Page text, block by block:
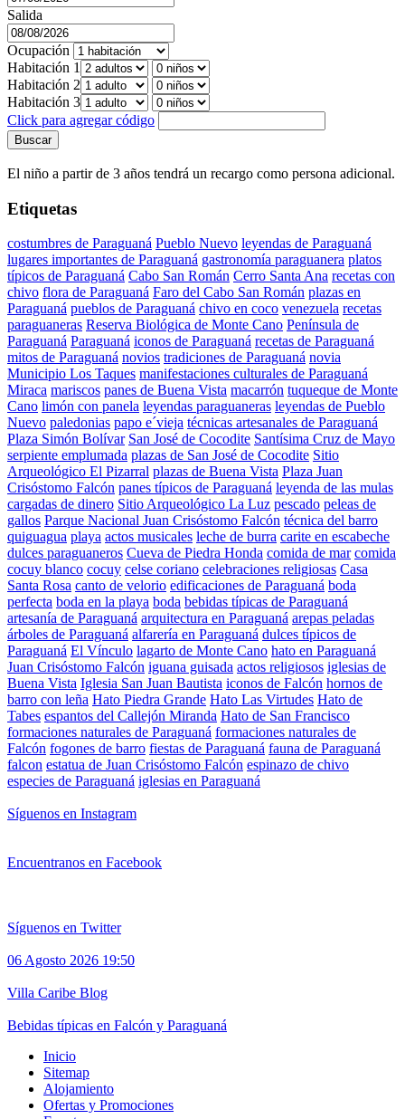
Salida
Ocupación
Habitación 1
Habitación 2
Habitación 3
Click para agregar código
Buscar
El niño a partir de 3 años tendrá un recargo como persona adicional.
Etiquetas
costumbres de Paraguaná Pueblo Nuevo leyendas de Paraguaná
lugares importantes de Paraguaná gastronomía paraguanera platos
típicos de Paraguaná Cabo San Román Cerro Santa Ana recetas con
chivo flora de Paraguaná Faro del Cabo San Román plazas en
Paraguaná pueblos de Paraguaná chivo en coco venezuela recetas
paraguaneras Reserva Biológica de Monte Cano Península de
Paraguaná Paraguaná iconos de Paraguaná recetas de Paraguaná
mitos de Paraguaná novios tradiciones de Paraguaná novia
Municipio Los Taques manifestaciones culturales de Paraguaná
Miraca mariscos panes de Buena Vista macarrón tuqueque de Monte
Cano limón con panela leyendas paraguaneras leyendas de Pueblo
Nuevo paledonias papo e´vieja técnicas artesanales de Paraguaná
Plaza Simón Bolívar San José de Cocodite Santísima Cruz de Mayo
serpiente emplumada plazas de San José de Cocodite Sitio
Arqueológico El Pizarral plazas de Buena Vista Plaza Juan
Crisóstomo Falcón panes típicos de Paraguaná leyenda de las mulas
cargadas de dinero Sitio Arqueológico La Luz pescado peleas de
gallos Parque Nacional Juan Crisóstomo Falcón técnica del barro
quiguagua playa actos musicales leche de burra carite en escabeche
dulces paraguaneros Cueva de Piedra Honda comida de mar comida
cocuy blanco cocuy celse coriano celebraciones religiosas Casa
Santa Rosa canto de velorio edificaciones de Paraguaná boda
perfecta boda en la playa boda bebidas típicas de Paraguaná
artesanía de Paraguaná arquitectura en Paraguaná arepas peladas
árboles de Paraguaná alfarería en Paraguaná dulces típicos de
Paraguaná El Vínculo lagarto de Monte Cano hato en Paraguaná
Juan Crisóstomo Falcón iguana guisada actos religiosos iglesias de
Buena Vista Iglesia San Juan Bautista iconos de Falcón hornos de
barro con leña Hato Piedra Grande Hato Las Virtudes Hato de
Tabes espantos del Callejón Miranda Hato de San Francisco
formaciones naturales de Paraguaná formaciones naturales de
Falcón fogones de barro fiestas de Paraguaná fauna de Paraguaná
falcon estatua de Juan Crisóstomo Falcón espinazo de chivo
especies de Paraguaná iglesias en Paraguaná
Síguenos en Instagram
Encuentranos en Facebook
Síguenos en Twitter
06 Agosto 2026 19:50
Villa Caribe Blog
Bebidas típicas en Falcón y Paraguaná
Inicio
Sitemap
Alojamiento
Ofertas y Promociones